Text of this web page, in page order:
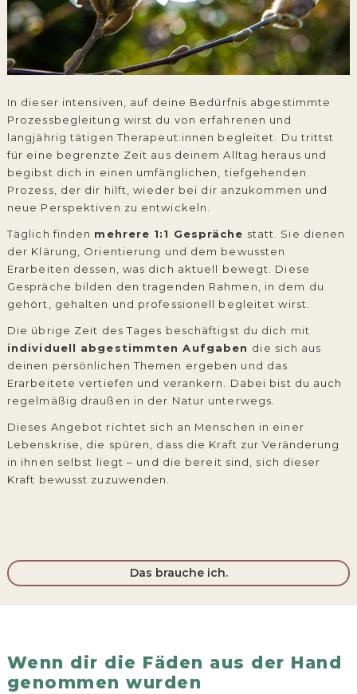
In dieser intensiven, auf deine Bedürfnis abgestimmte
Prozessbegleitung wirst du von erfahrenen und
langjährig tätigen Therapeut:innen begleitet. Du trittst
für eine begrenzte Zeit aus deinem Alltag heraus und
begibst dich in einen umfänglichen, tiefgehenden
Prozess, der dir hilft, wieder bei dir anzukommen und
neue Perspektiven zu entwickeln.
Täglich finden mehrere 1:1 Gespräche statt. Sie dienen
der Klärung, Orientierung und dem bewussten
Erarbeiten dessen, was dich aktuell bewegt. Diese
Gespräche bilden den tragenden Rahmen, in dem du
gehört, gehalten und professionell begleitet wirst.
Die übrige Zeit des Tages beschäftigst du dich mit
individuell abgestimmten Aufgaben die sich aus
deinen persönlichen Themen ergeben und das
Erarbeitete vertiefen und verankern. Dabei bist du auch
regelmäßig draußen in der Natur unterwegs.
Dieses Angebot richtet sich an Menschen in einer
Lebenskrise, die spüren, dass die Kraft zur Veränderung
in ihnen selbst liegt – und die bereit sind, sich dieser
Kraft bewusst zuzuwenden.
Das brauche ich.
Wenn dir die Fäden aus der Hand
genommen wurden